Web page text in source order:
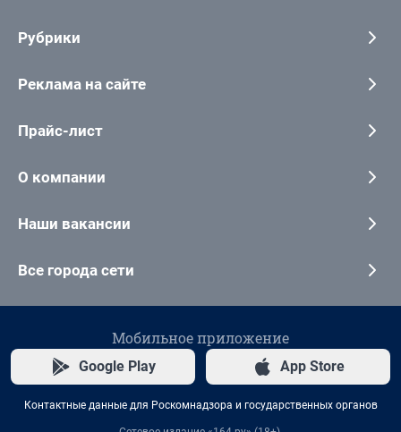
Рубрики
Реклама на сайте
Прайс-лист
О компании
Наши вакансии
Все города сети
Мобильное приложение
Google Play App Store
Контактные данные для Роскомнадзора и государственных органов